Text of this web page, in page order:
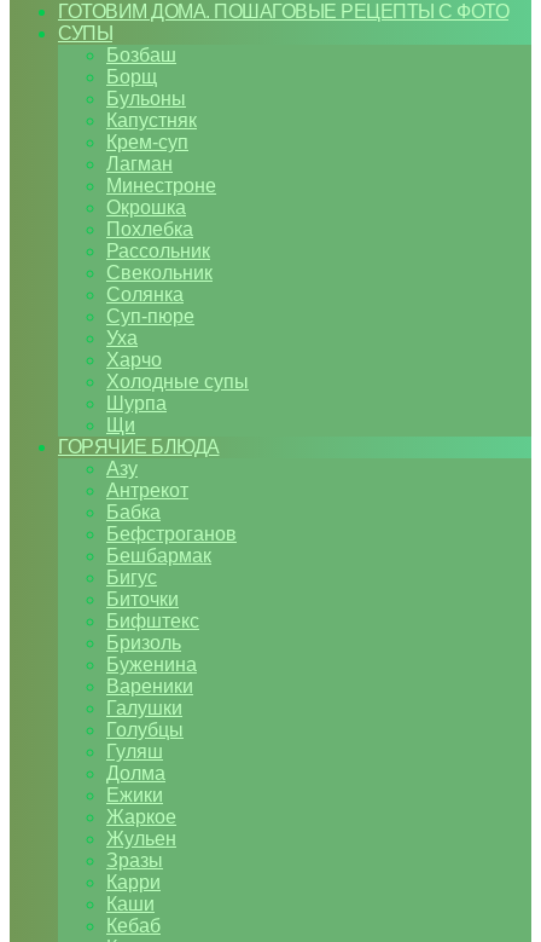
ГОТОВИМ ДОМА. ПОШАГОВЫЕ РЕЦЕПТЫ С ФОТО
СУПЫ
Бозбаш
Борщ
Бульоны
Капустняк
Крем-суп
Лагман
Минестроне
Окрошка
Похлебка
Рассольник
Свекольник
Солянка
Суп-пюре
Уха
Харчо
Холодные супы
Шурпа
Щи
ГОРЯЧИЕ БЛЮДА
Азу
Антрекот
Бабка
Бефстроганов
Бешбармак
Бигус
Биточки
Бифштекс
Бризоль
Буженина
Вареники
Галушки
Голубцы
Гуляш
Долма
Ежики
Жаркое
Жульен
Зразы
Карри
Каши
Кебаб